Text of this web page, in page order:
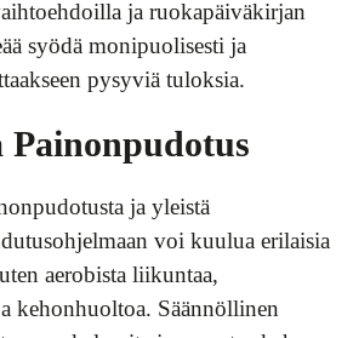
ja ruokapäiväkirjan
syödä monipuolisesti ja
pysyviä tuloksia.
ja yleistä
voi kuulua erilaisia
aerobista liikuntaa,
kehonhuoltoa. Säännöllinen